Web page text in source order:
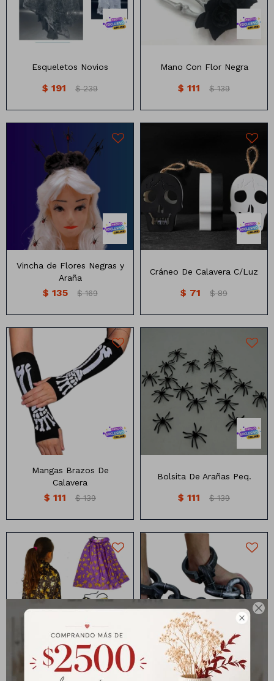

Esqueletos Novios
$ 191 $ 239
Mano Con Flor Negra
$ 111 $ 139
Vincha con flores y arañas
negra.
Vincha de Flores Negras y
Araña
$ 135 $ 169
Cráneo con luz reversible de
un lado color negro y del otro
Cráneo De Calavera C/Luz
$ 71 $ 89
Brazos con estilo de
esqueleto.
Mangas Brazos De
Calavera
$ 111 $ 139
Bolsita de arañas.
Bolsita De Arañas Peq.
$ 111 $ 139
Capas para niños de bruja Grilletes con cadena